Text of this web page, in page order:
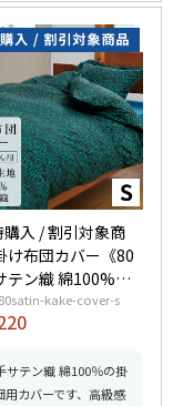
購入 / 割引対象商
け布団カバー《80
テン織 綿100%》
ル
kake-cover-s
サテン織 綿100％の掛
用カバーです、高級感